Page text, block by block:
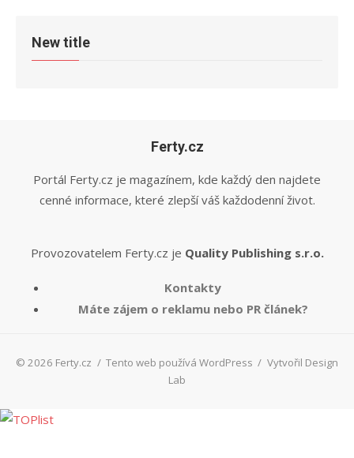
New title
Ferty.cz
Portál Ferty.cz je magazínem, kde každý den najdete
cenné informace, které zlepší váš každodenní život.
Provozovatelem Ferty.cz je Quality Publishing s.r.o.
Kontakty
Máte zájem o reklamu nebo PR článek?
© 2026 Ferty.cz / Tento web používá WordPress / Vytvořil Design
Lab